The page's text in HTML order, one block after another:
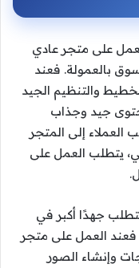
على متجر عادي
بالعمولة. فعند
والتنظيم الجيد
جيد وجذاب
إلى المتجر
يتطلب العمل على
جهدًا أكبر في
فعند العمل على متجر
وإنشاء الصور